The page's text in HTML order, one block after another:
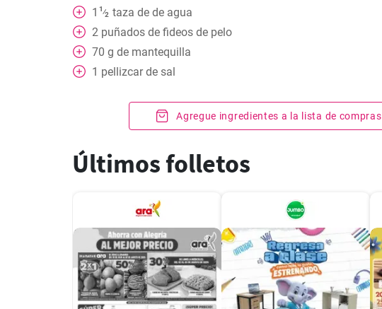
1 1⁄2 taza de de agua
2 puñados de fideos de pelo
70 g de mantequilla
1 pellizcar de sal
Agregue ingredientes a la lista de compras
Últimos folletos